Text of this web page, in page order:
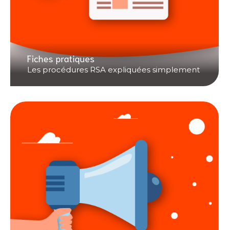
Fiches pratiques
Les procédures RSA expliquées simplement